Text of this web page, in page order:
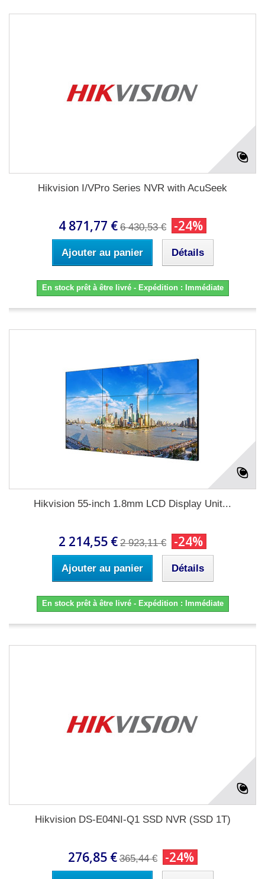
Hikvision I/VPro Series NVR with AcuSeek
4 871,77 € 6 430,53 € -24%
Ajouter au panier Détails
En stock prêt à être livré - Expédition : Immédiate
Hikvision 55-inch 1.8mm LCD Display Unit...
2 214,55 € 2 923,11 € -24%
Ajouter au panier Détails
En stock prêt à être livré - Expédition : Immédiate
Hikvision DS-E04NI-Q1 SSD NVR (SSD 1T)
276,85 € 365,44 € -24%